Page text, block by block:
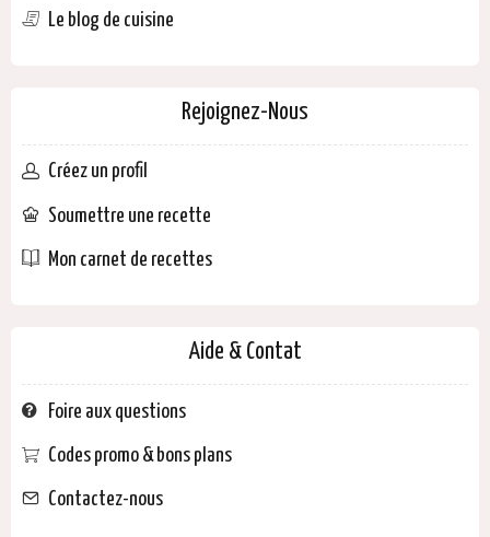
Le blog de cuisine
Rejoignez-Nous
Créez un profil
Soumettre une recette
Mon carnet de recettes
Aide & Contat
Foire aux questions
Codes promo & bons plans
Contactez-nous